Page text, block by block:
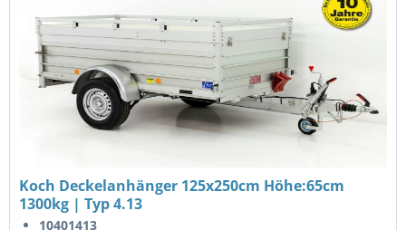
Koch Deckelanhänger 125x250cm Höhe:65cm
1300kg | Typ 4.13
10401413